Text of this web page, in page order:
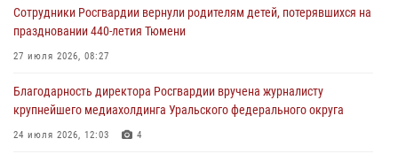
Росгвардейцы в Тюменской области почтили память генерала
армии Ивана Кирилловича Яковлева
05 августа 2026, 11:03
В Тюмени офицер Росгвардии в радиоэфире напомнил гражданам о
мерах безопасного владения оружием
05 августа 2026, 09:56
Сотрудники Росгвардии вернули родителям детей, потерявшихся на
праздновании 440-летия Тюмени
27 июля 2026, 08:27
Благодарность директора Росгвардии вручена журналисту
крупнейшего медиахолдинга Уральского федерального округа
24 июля 2026, 12:03 4